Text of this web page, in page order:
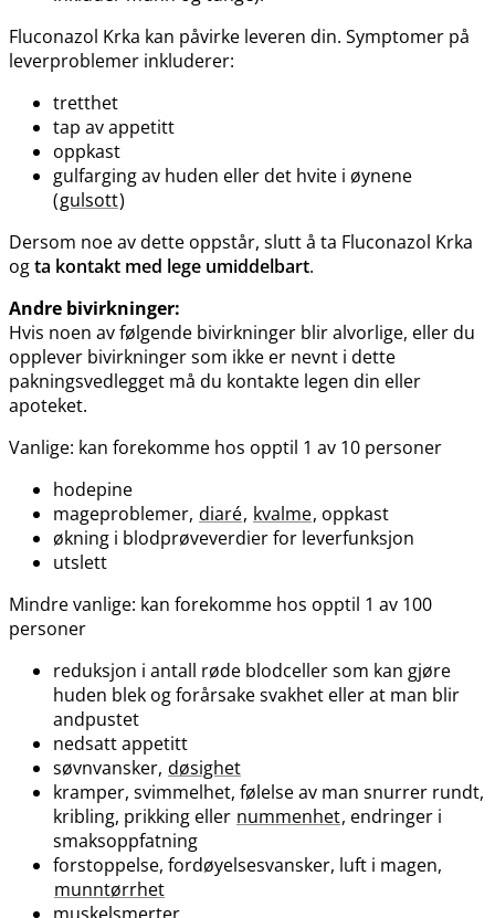
Fluconazol Krka kan påvirke leveren din. Symptomer på
leverproblemer inkluderer:
tretthet
tap av appetitt
oppkast
gulfarging av huden eller det hvite i øynene
(gulsott)
Dersom noe av dette oppstår, slutt å ta Fluconazol Krka
ogta kontakt med lege umiddelbart.
Andre bivirkninger:
Hvis noen av følgende bivirkninger blir alvorlige, eller du
opplever bivirkninger som ikke er nevnt i dette
pakningsvedlegget må du kontakte legen din eller
apoteket.
Vanlige: kan forekomme hos opptil 1 av 10 personer
hodepine
mageproblemer, diaré, kvalme, oppkast
økning i blodprøveverdier for leverfunksjon
utslett
Mindre vanlige: kan forekomme hos opptil 1 av 100
personer
reduksjon i antall røde blodceller som kan gjøre
huden blek og forårsake svakhet eller at man blir
andpustet
nedsatt appetitt
søvnvansker, døsighet
kramper, svimmelhet, følelse av man snurrer rundt,
kribling, prikking eller nummenhet, endringer i
smaksoppfatning
forstoppelse, fordøyelsesvansker, luft i magen,
munntørrhet